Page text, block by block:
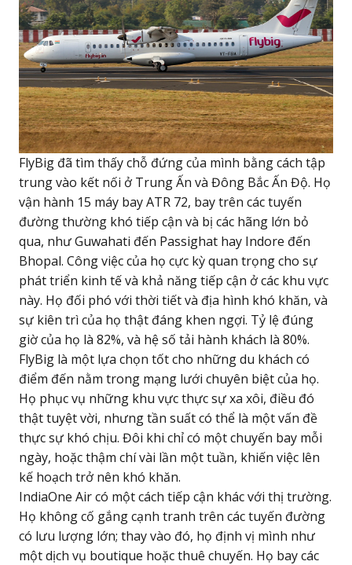
FlyBig đã tìm thấy chỗ đứng của mình bằng cách tập
trung vào kết nối ở Trung Ấn và Đông Bắc Ấn Độ. Họ
vận hành 15 máy bay ATR 72, bay trên các tuyến
đường thường khó tiếp cận và bị các hãng lớn bỏ
qua, như Guwahati đến Passighat hay Indore đến
Bhopal. Công việc của họ cực kỳ quan trọng cho sự
phát triển kinh tế và khả năng tiếp cận ở các khu vực
này. Họ đối phó với thời tiết và địa hình khó khăn, và
sự kiên trì của họ thật đáng khen ngợi. Tỷ lệ đúng
giờ của họ là 82%, và hệ số tải hành khách là 80%.
FlyBig là một lựa chọn tốt cho những du khách có
điểm đến nằm trong mạng lưới chuyên biệt của họ.
Họ phục vụ những khu vực thực sự xa xôi, điều đó
thật tuyệt vời, nhưng tần suất có thể là một vấn đề
thực sự khó chịu. Đôi khi chỉ có một chuyến bay mỗi
ngày, hoặc thậm chí vài lần một tuần, khiến việc lên
kế hoạch trở nên khó khăn.
IndiaOne Air có một cách tiếp cận khác với thị trường.
Họ không cố gắng cạnh tranh trên các tuyến đường
có lưu lượng lớn; thay vào đó, họ định vị mình như
một dịch vụ boutique hoặc thuê chuyến. Họ bay các